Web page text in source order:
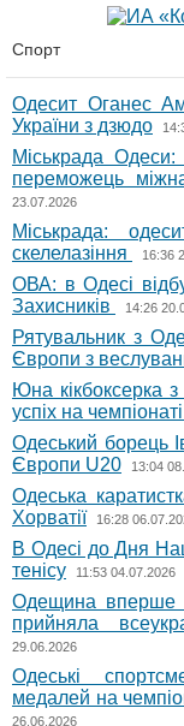
Спорт
Одесит Оганес
України з дзюдо
Міськрада
переможець
23.07.2026
Міськрада:
скелелазіння
16:36
ОВА: в Одесі
Захисників
14:26
Рятувальник з
Європи з
Юна кікбоксерка
успіх на
Одеський борець
Європи U20
13:04
Одеська
Хорватії
16:28
В Одесі до Дня
тенісу
11:53 04.07.2026
Одещина вперше
прийняла
29.06.2026
Одеські
медалей на
26.06.2026